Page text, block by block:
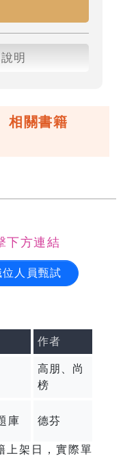
明
相關書籍
下方連結
人員甄試
作者
高朋、尚
榜
庫 德芬
上架日，實際單